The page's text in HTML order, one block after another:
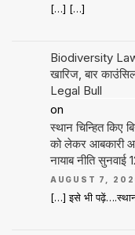
[…] […]
Biodiversity
खारिज, बार
Legal Bull
on
स्थान चिन्हित
को लेकर आबकारी
नायाब नीति सुनवाई
AUGUST 7,
[…] इसे भी पढ़ें….स्थान